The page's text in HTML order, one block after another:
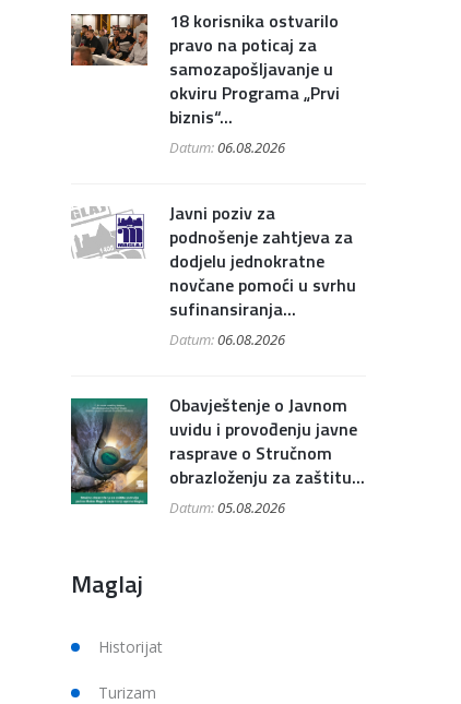
18 korisnika ostvarilo
pravo na poticaj za
samozapošljavanje u
okviru Programa „Prvi
biznis“...
Datum:06.08.2026
Javni poziv za
podnošenje zahtjeva za
dodjelu jednokratne
novčane pomoći u svrhu
sufinansiranja...
Datum:06.08.2026
Obavještenje o Javnom
uvidu i provođenju javne
rasprave o Stručnom
obrazloženju za zaštitu...
Datum:05.08.2026
Maglaj
Historijat
Turizam